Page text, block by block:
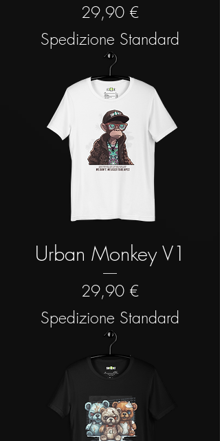
Prezzo
29,90 €
Spedizione Standard
Urban Monkey V1
Prezzo
29,90 €
Spedizione Standard